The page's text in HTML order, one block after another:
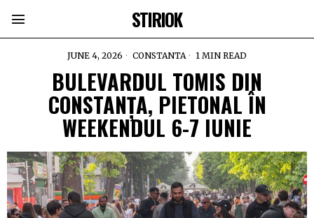
STIRIOK
JUNE 4, 2026 CONSTANTA 1 MIN READ
BULEVARDUL TOMIS DIN
CONSTANȚA, PIETONAL ÎN
WEEKENDUL 6-7 IUNIE